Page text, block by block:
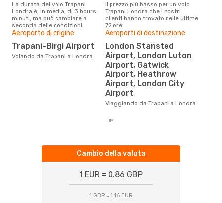
La durata del volo Trapani
Londra è, in media, di 3 hours
minuti, ma può cambiare a
seconda delle condizioni.
Il prezzo più basso per un volo
Trapani Londra che i nostri
clienti hanno trovato nelle ultime
72 ore
Aeroporto di origine
Trapani-Birgi Airport
Volando da Trapani a Londra
Aeroporti di destinazione
London Stansted
Airport, London Luton
Airport, Gatwick
Airport, Heathrow
Airport, London City
Airport
Viaggiando da Trapani a Londra
Cambio della valuta
1 EUR = 0.86 GBP
1 GBP = 1.16 EUR